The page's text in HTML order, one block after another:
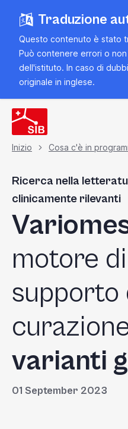
contenuto
principale
Traduzione
Questo contenuto è stato
Può contenere errori o
dell'istituto. In caso di
originale in inglese.
Briciola
di
pane
Inizio Cosa c'è in
Ricerca nella
clinicamente rilevanti
motore
supporto
varianti
01 September 2023